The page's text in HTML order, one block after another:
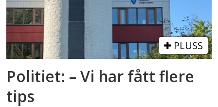
PLUSS
Politiet: – Vi har fått flere
tips